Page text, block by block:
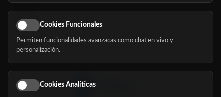
Eventos
Nosotros
Cookies Funcionales
Permiten funcionalidades avanzadas como chat en vivo y
personalización.
Cookies Analíticas